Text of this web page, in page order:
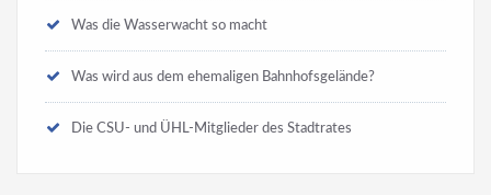
Was die Wasserwacht so macht
Was wird aus dem ehemaligen Bahnhofsgelände?
Die CSU- und ÜHL-Mitglieder des Stadtrates